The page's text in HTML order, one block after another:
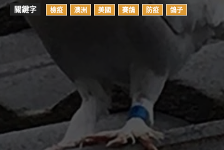
關鍵字 檢疫 澳洲 美國 賽鴿 防疫 鴿子